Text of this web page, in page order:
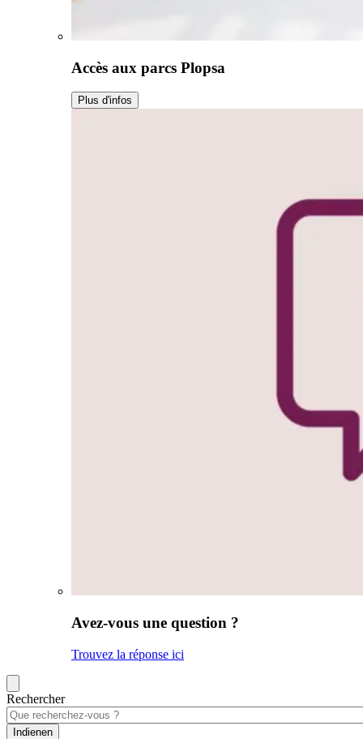
Accès aux parcs Plopsa
Plus d'infos
Avez-vous une question ?
Trouvez la réponse ici
Rechercher
Indienen